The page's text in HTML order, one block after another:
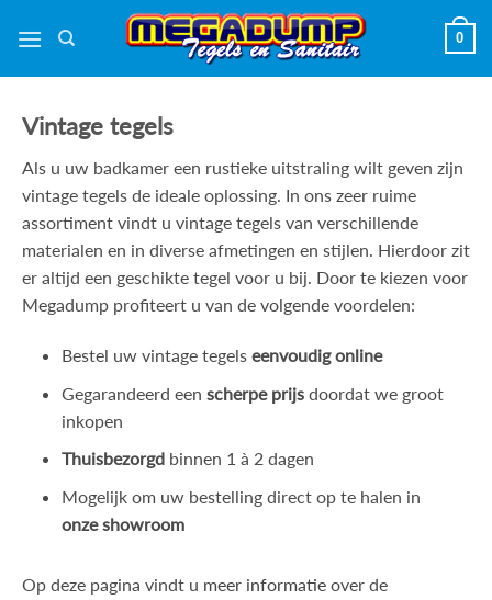
naar
0
Vintage tegels
Als u uw badkamer een rustieke uitstraling wilt geven zijn
vintage tegels de ideale oplossing. In ons zeer ruime
assortiment vindt u vintage tegels van verschillende
materialen en in diverse afmetingen en stijlen. Hierdoor zit
er altijd een geschikte tegel voor u bij. Door te kiezen voor
Megadump profiteert u van de volgende voordelen:
Bestel uw vintage tegels eenvoudig online
Gegarandeerd een scherpe prijsdoordat we groot
inkopen
Thuisbezorgdbinnen 1 à 2 dagen
Mogelijk om uw bestelling direct op te halen in
onze showroom
Op deze pagina vindt u meer informatie over de